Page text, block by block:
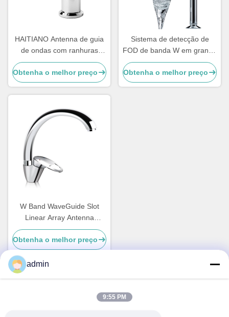
HAITIANO Antenna de guia
de ondas com ranhuras
Antenna Fod Antenna W
Banda Antenna de guia de
ondas
Obtenha o melhor preço
Sistema de detecção de
FOD de banda W em grande
escala com ganho elevado
de antena plana integrada
Obtenha o melhor preço
W Band WaveGuide Slot
Linear Array Antenna
Lâmpada Lateral Dual
Polarizada Alimentação
Quadrada
Obtenha o melhor preço
admin
9:55 PM